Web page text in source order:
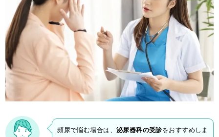
頻尿で悩む場合は、 泌尿器科の受診をおすすめしま